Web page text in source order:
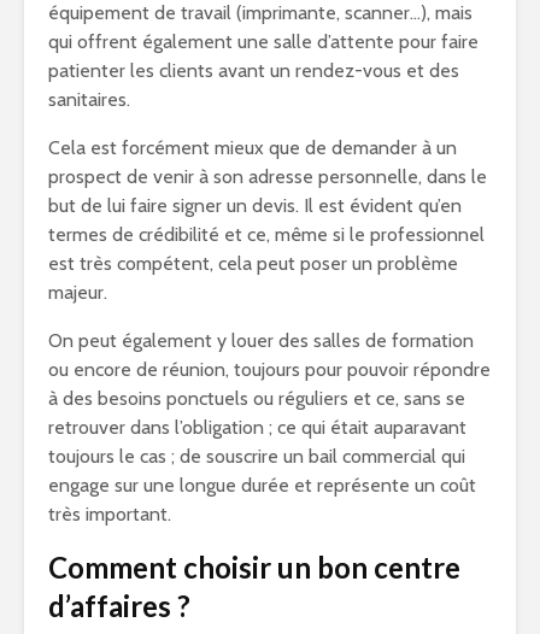
équipement de travail (imprimante, scanner…), mais
qui offrent également une salle d’attente pour faire
patienter les clients avant un rendez-vous et des
sanitaires.
Cela est forcément mieux que de demander à un
prospect de venir à son adresse personnelle, dans le
but de lui faire signer un devis. Il est évident qu’en
termes de crédibilité et ce, même si le professionnel
est très compétent, cela peut poser un problème
majeur.
On peut également y louer des salles de formation
ou encore de réunion, toujours pour pouvoir répondre
à des besoins ponctuels ou réguliers et ce, sans se
retrouver dans l’obligation ; ce qui était auparavant
toujours le cas ; de souscrire un bail commercial qui
engage sur une longue durée et représente un coût
très important.
Comment choisir un bon centre
d’affaires ?